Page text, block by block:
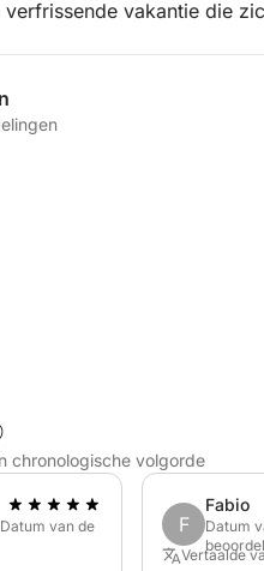
vakantie die
het zeil en de relaxte
om te genieten van
chronologische volgorde
van de
F
Fabio
Datum
Vertaalde